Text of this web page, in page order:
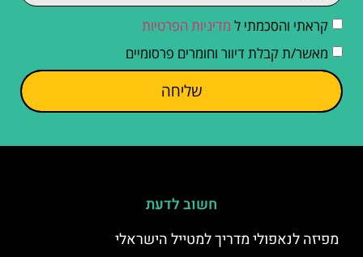
קראתי והסכמתי ל מדיניות הפרטיות
מאשר/ת קבלת דיוור וחומרים פרסומיים
שליחה
חשוב לדעת
מפיזה לנאפולי מדריך למטייל הישראלי